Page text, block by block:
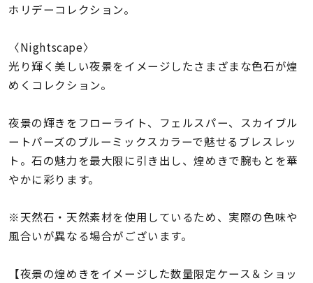
コレクション
レディース
リングサイズ
～
メンズ
ホリデーコレクション。
〈Nightscape〉
光り輝く美しい夜景をイメージしたさまざまな色石が煌
めくコレクション。
夜景の輝きをフローライト、フェルスパー、スカイブル
ートパーズのブルーミックスカラーで魅せるブレスレッ
ト。石の魅力を最大限に引き出し、煌めきで腕もとを華
やかに彩ります。
※天然石・天然素材を使用しているため、実際の色味や
風合いが異なる場合がございます。
【夜景の煌めきをイメージした数量限定ケース＆ショッ